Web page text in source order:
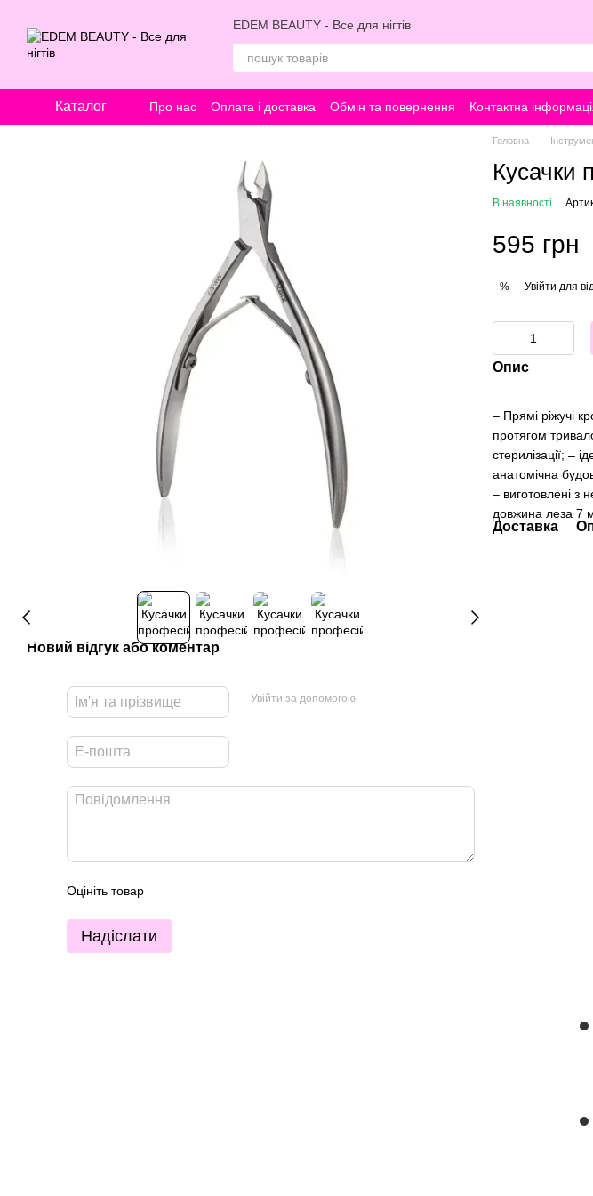
EDEM BEAUTY - Все для нігтів
Каталог Про нас Оплата і доставка Обмін та повернення Контактна
Новий відгук або коментар
Увійти за допомогою
Оцініть товар
Надіслати
Головна
Кусачки
В наявності
595 грн
% Увійти для
Опис
– Прямі ріжучі
протягом
стерилізації; –
анатомічна
– виготовлені з
довжина леза 7
Доставка